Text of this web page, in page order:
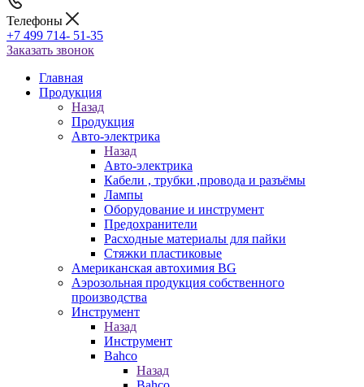
Телефоны
+7 499 714- 51-35
Заказать звонок
Главная
Продукция
Назад
Продукция
Авто-электрика
Назад
Авто-электрика
Кабели , трубки ,провода и разъёмы
Лампы
Оборудование и инструмент
Предохранители
Расходные материалы для пайки
Стяжки пластиковые
Американская автохимия BG
Аэрозольная продукция собственного
производства
Инструмент
Назад
Инструмент
Bahco
Назад